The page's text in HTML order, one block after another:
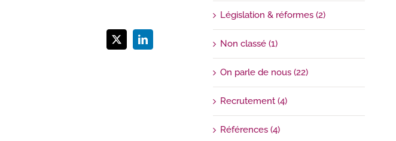
X LinkedIn
Législation & réformes (2)
Non classé (1)
On parle de nous (22)
Recrutement (4)
Références (4)